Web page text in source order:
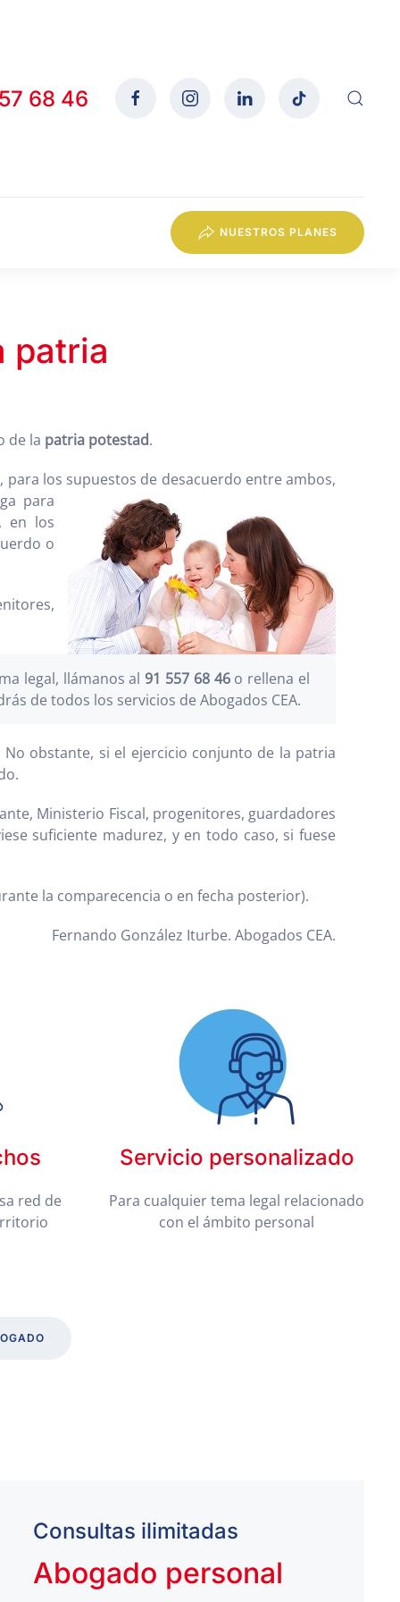
68 46
NUESTROS PLANES
patria
de la patria potestad.
para los supuestos de desacuerdo entre ambos,
para
en los
o
legal, llámanos al 91 557 68 46o rellena el
de todos los servicios de Abogados CEA.
obstante, si el ejercicio conjunto de la patria
Ministerio Fiscal, progenitores, guardadores
suficiente madurez, y en todo caso, si fuese
la comparecencia o en fecha posterior).
Fernando González Iturbe. Abogados CEA.
red de
Servicio personalizado
Para cualquier tema legal relacionado
con el ámbito personal
Consultas ilimitadas
Abogado personal